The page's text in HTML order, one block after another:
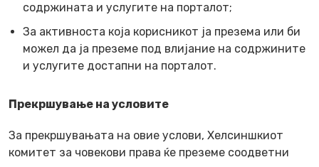
содржината и услугите на порталот;
За активноста која корисникот ја презема или би
можел да ја преземе под влијание на содржините
и услугите достапни на порталот.
Прекршување на условите
За прекршувањата на овие услови, Хелсиншкиот
комитет за човекови права ќе преземе соодветни